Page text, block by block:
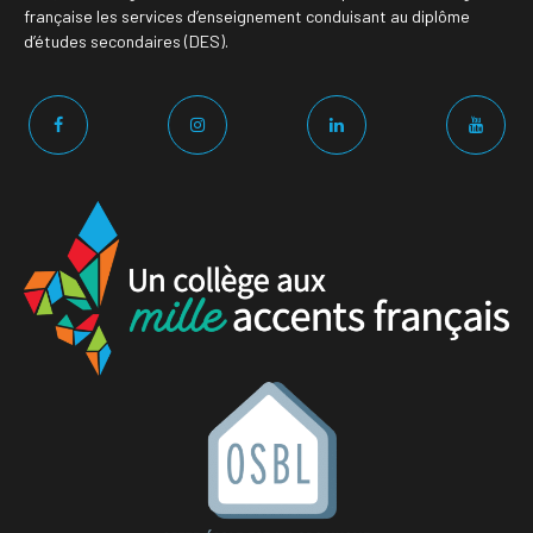
française les services d’enseignement conduisant au diplôme
d’études secondaires (DES).